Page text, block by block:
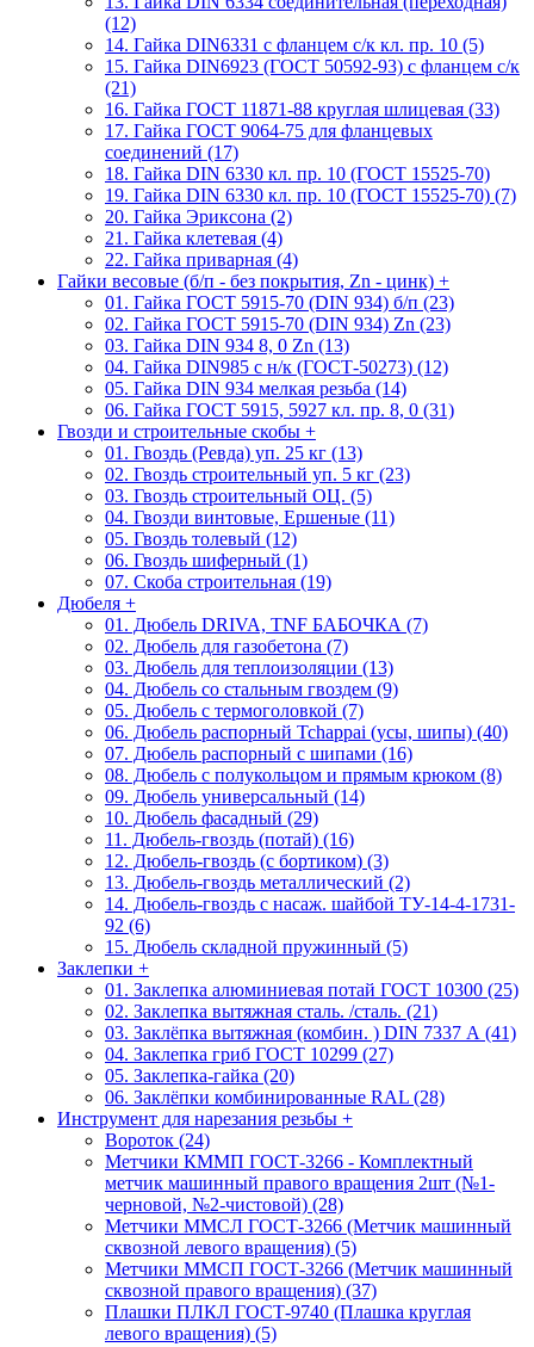
(12)
14. Гайка DIN6331 с фланцем с/к кл. пр. 10 (5)
15. Гайка DIN6923 (ГОСТ 50592-93) с фланцем с/к
(21)
16. Гайка ГОСТ 11871-88 круглая шлицевая (33)
17. Гайка ГОСТ 9064-75 для фланцевых
соединений (17)
18. Гайка DIN 6330 кл. пр. 10 (ГОСТ 15525-70)
19. Гайка DIN 6330 кл. пр. 10 (ГОСТ 15525-70) (7)
20. Гайка Эриксона (2)
21. Гайка клетевая (4)
22. Гайка приварная (4)
Гайки весовые (б/п - без покрытия, Zn - цинк) +
01. Гайка ГОСТ 5915-70 (DIN 934) б/п (23)
02. Гайка ГОСТ 5915-70 (DIN 934) Zn (23)
03. Гайка DIN 934 8, 0 Zn (13)
04. Гайка DIN985 с н/к (ГОСТ-50273) (12)
05. Гайка DIN 934 мелкая резьба (14)
06. Гайка ГОСТ 5915, 5927 кл. пр. 8, 0 (31)
Гвозди и строительные скобы +
01. Гвоздь (Ревда) уп. 25 кг (13)
02. Гвоздь строительный уп. 5 кг (23)
03. Гвоздь строительный ОЦ. (5)
04. Гвозди винтовые, Ершеные (11)
05. Гвоздь толевый (12)
06. Гвоздь шиферный (1)
07. Скоба строительная (19)
Дюбеля +
01. Дюбель DRIVA, TNF БАБОЧКА (7)
02. Дюбель для газобетона (7)
03. Дюбель для теплоизоляции (13)
04. Дюбель со стальным гвоздем (9)
05. Дюбель с термоголовкой (7)
06. Дюбель распорный Tchappai (усы, шипы) (40)
07. Дюбель распорный с шипами (16)
08. Дюбель с полукольцом и прямым крюком (8)
09. Дюбель универсальный (14)
10. Дюбель фасадный (29)
11. Дюбель-гвоздь (потай) (16)
12. Дюбель-гвоздь (с бортиком) (3)
13. Дюбель-гвоздь металлический (2)
14. Дюбель-гвоздь с насаж. шайбой ТУ-14-4-1731-
92 (6)
15. Дюбель складной пружинный (5)
Заклепки +
01. Заклепка алюминиевая потай ГОСТ 10300 (25)
02. Заклепка вытяжная сталь. /сталь. (21)
03. Заклёпка вытяжная (комбин. ) DIN 7337 А (41)
04. Заклепка гриб ГОСТ 10299 (27)
05. Заклепка-гайка (20)
06. Заклёпки комбинированные RAL (28)
Инструмент для нарезания резьбы +
Вороток (24)
Метчики КММП ГОСТ-3266 - Комплектный
метчик машинный правого вращения 2шт (№1-
черновой, №2-чистовой) (28)
Метчики ММСЛ ГОСТ-3266 (Метчик машинный
сквозной левого вращения) (5)
Метчики ММСП ГОСТ-3266 (Метчик машинный
сквозной правого вращения) (37)
Плашки ПЛКЛ ГОСТ-9740 (Плашка круглая
левого вращения) (5)